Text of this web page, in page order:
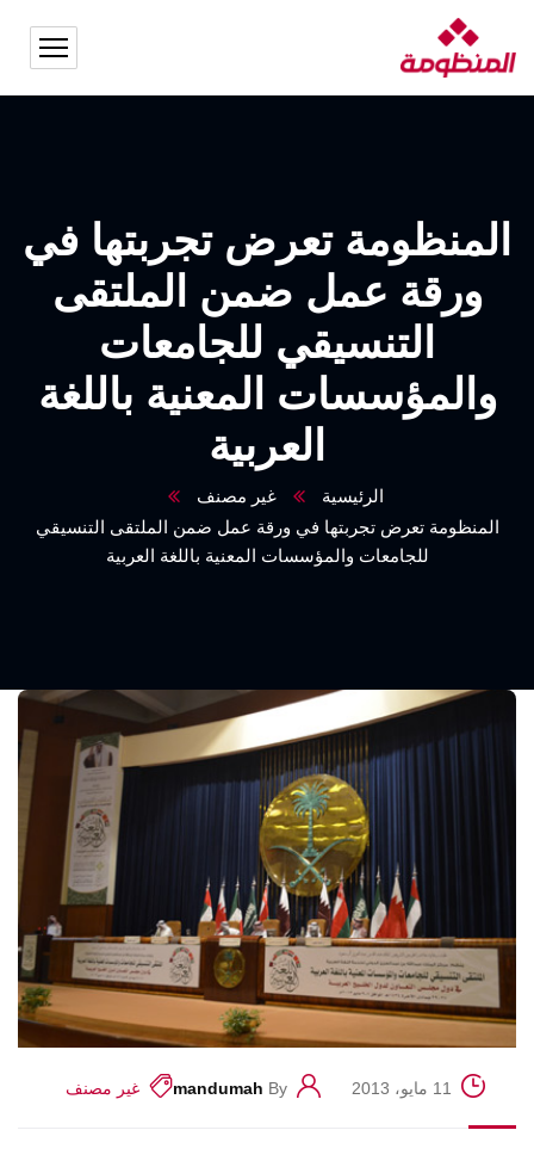
المنظومة تعرض تجربتها في
ورقة عمل ضمن الملتقى
التنسيقي للجامعات
والمؤسسات المعنية باللغة
العربية
الرئيسية
غير مصنف
المنظومة تعرض تجربتها في ورقة عمل ضمن الملتقى التنسيقي
للجامعات والمؤسسات المعنية باللغة العربية
11 مايو، 2013 By
mandumah غير مصنف